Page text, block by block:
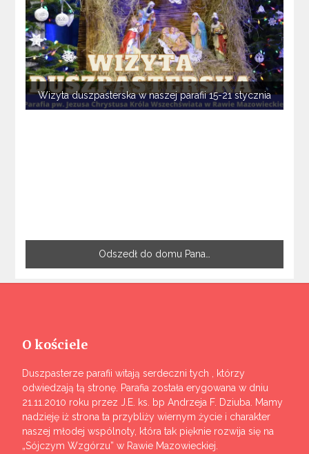
Wizyta duszpasterska w naszej parafii 15-21 stycznia
Odszedł do domu Pana…
O kościele
Duszpasterze parafii witają serdeczni tych , którzy
odwiedzają tą stronę. Parafia została erygowana w dniu
21.11.2010 roku przez J.E. ks. bp Andrzeja F. Dziuba. Mamy
nadzieję iż strona ta przybliży wiernym życie i charakter
naszej młodej wspólnoty, która tak pięknie rozwija się na
„Sójczym Wzgórzu” w Rawie Mazowieckiej.